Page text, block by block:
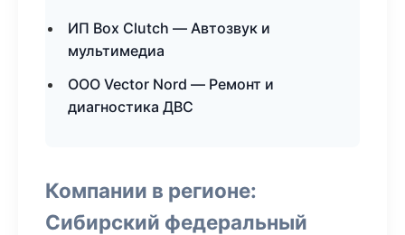
ИП Box Clutch — Автозвук и
мультимедиа
ООО Vector Nord — Ремонт и
диагностика ДВС
Компании в регионе:
Сибирский федеральный